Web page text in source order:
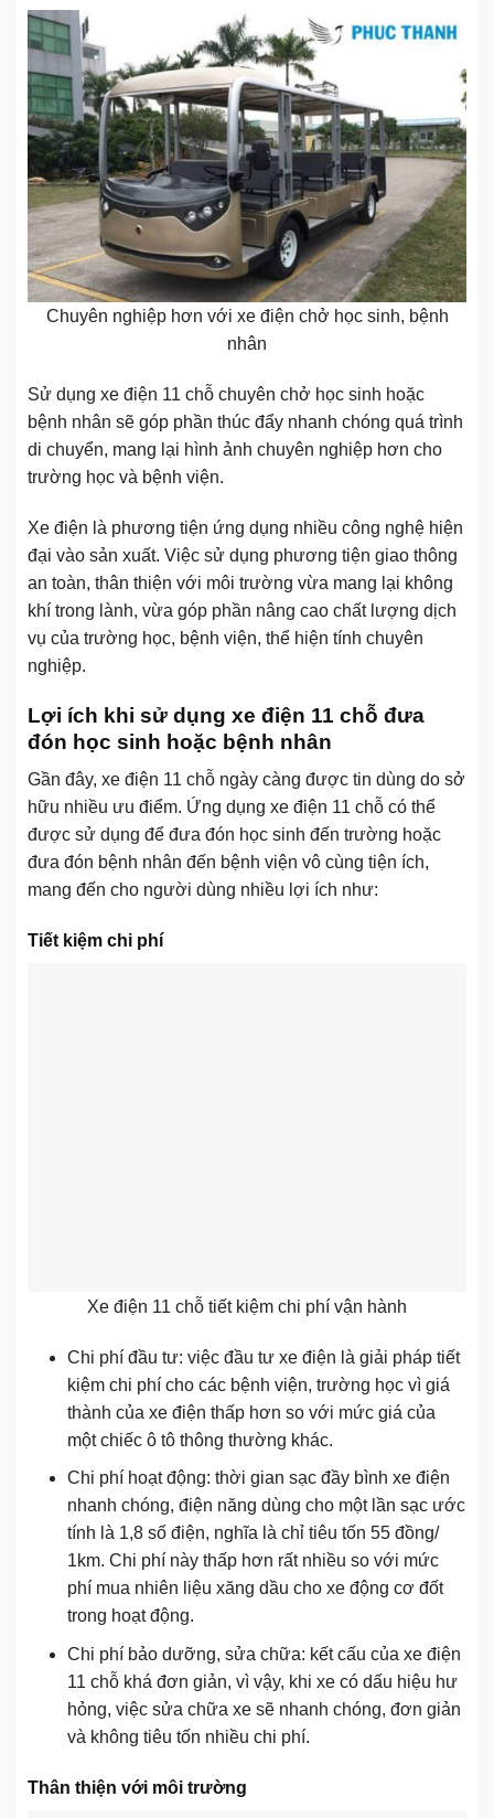
Chuyên nghiệp hơn với xe điện chở học sinh, bệnh
nhân
Sử dụng xe điện 11 chỗ chuyên chở học sinh hoặc
bệnh nhân sẽ góp phần thúc đẩy nhanh chóng quá trình
di chuyển, mang lại hình ảnh chuyên nghiệp hơn cho
trường học và bệnh viện.
Xe điện là phương tiện ứng dụng nhiều công nghệ hiện
đại vào sản xuất. Việc sử dụng phương tiện giao thông
an toàn, thân thiện với môi trường vừa mang lại không
khí trong lành, vừa góp phần nâng cao chất lượng dịch
vụ của trường học, bệnh viện, thể hiện tính chuyên
nghiệp.
Lợi ích khi sử dụng xe điện 11 chỗ đưa
đón học sinh hoặc bệnh nhân
Gần đây, xe điện 11 chỗ ngày càng được tin dùng do sở
hữu nhiều ưu điểm. Ứng dụng xe điện 11 chỗ có thể
được sử dụng để đưa đón học sinh đến trường hoặc
đưa đón bệnh nhân đến bệnh viện vô cùng tiện ích,
mang đến cho người dùng nhiều lợi ích như:
Tiết kiệm chi phí
Xe điện 11 chỗ tiết kiệm chi phí vận hành
Chi phí đầu tư: việc đầu tư xe điện là giải pháp tiết
kiệm chi phí cho các bệnh viện, trường học vì giá
thành của xe điện thấp hơn so với mức giá của
một chiếc ô tô thông thường khác.
Chi phí hoạt động: thời gian sạc đầy bình xe điện
nhanh chóng, điện năng dùng cho một lần sạc ước
tính là 1,8 số điện, nghĩa là chỉ tiêu tốn 55 đồng/
1km. Chi phí này thấp hơn rất nhiều so với mức
phí mua nhiên liệu xăng dầu cho xe động cơ đốt
trong hoạt động.
Chi phí bảo dưỡng, sửa chữa: kết cấu của xe điện
11 chỗ khá đơn giản, vì vậy, khi xe có dấu hiệu hư
hỏng, việc sửa chữa xe sẽ nhanh chóng, đơn giản
và không tiêu tốn nhiều chi phí.
Thân thiện với môi trường